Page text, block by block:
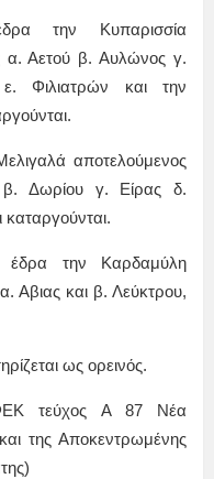
την Κυπαρισσία
α. Αετού β. Αυλώνος γ.
Φιλιατρών και την
αποτελούμενος
Δωρίου γ. Είρας δ.
καταργούνται.
την Καρδαμύλη
Αβιας και β. Λεύκτρου,
ως ορεινός.
τεύχος Α 87 Νέα
και της Αποκεντρωμένης